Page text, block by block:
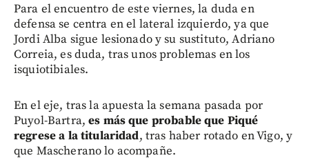
Para el encuentro de este viernes, la duda en
defensa se centra en el lateral izquierdo, ya que
Jordi Alba sigue lesionado y su sustituto, Adriano
Correia, es duda, tras unos problemas en los
isquiotibiales.
En el eje, tras la apuesta la semana pasada por
Puyol-Bartra, es más que probable que Piqué
regrese a la titularidad, tras haber rotado en Vigo, y
que Mascherano lo acompañe.